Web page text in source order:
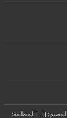
كبار الفنيين بالقصيم: […] المطلقة: